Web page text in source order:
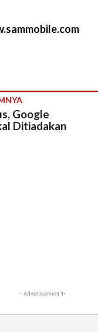
Google
Ditiadakan
- Advertisement 1-